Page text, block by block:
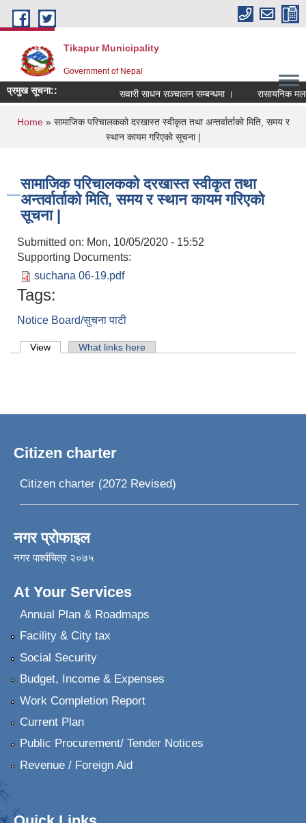
Skip to main content
Tikapur Municipality
Government of Nepal
प्रमुख सूचना:: सवारी साधन सञ्चालन सम्बन्धमा । रासायनिक
You are here
Home» सामाजिक परिचालकको दरखास्त स्वीकृत तथा अन्तर्वार्ताको मिति, समय र
स्थान कायम गरिएको सूचना |
सामाजिक परिचालकको दरखास्त स्वीकृत तथा
अन्तर्वार्ताको मिति, समय र स्थान कायम गरिएको
सूचना |
Submitted on: Mon, 10/05/2020 - 15:52
Supporting Documents:
suchana 06-19.pdf
Tags:
Notice Board/सुचना पाटी
Primary tabs
View (active tab)What links here
Citizen charter
Citizen charter (2072 Revised)
नगर प्रोफाइल
नगर पार्श्वचित्र २०७५
At Your Services
Annual Plan & Roadmaps
Facility & City tax
Social Security
Budget, Income & Expenses
Work Completion Report
Current Plan
Public Procurement/ Tender Notices
Revenue / Foreign Aid